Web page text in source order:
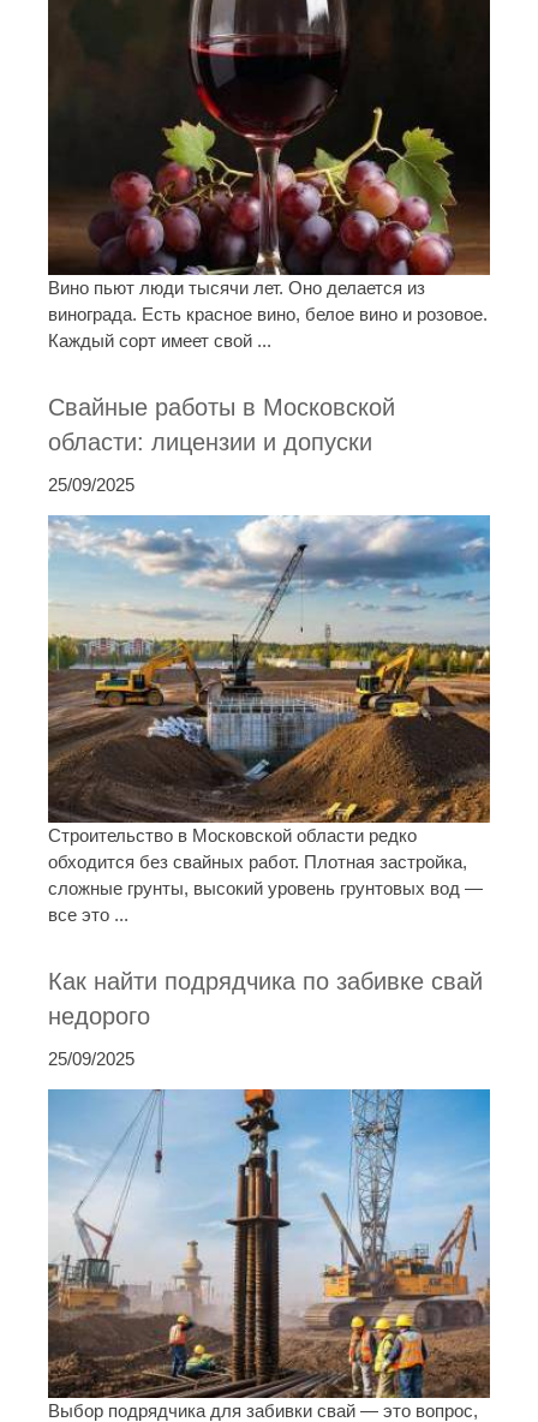
Вино пьют люди тысячи лет. Оно делается из
винограда. Есть красное вино, белое вино и розовое.
Каждый сорт имеет свой ...
Свайные работы в Московской
области: лицензии и допуски
25/09/2025
Строительство в Московской области редко
обходится без свайных работ. Плотная застройка,
сложные грунты, высокий уровень грунтовых вод —
все это ...
Как найти подрядчика по забивке свай
недорого
25/09/2025
Выбор подрядчика для забивки свай — это вопрос,